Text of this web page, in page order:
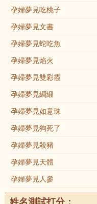
孕婦夢見吃桃子
孕婦夢見文書
孕婦夢見蛇吃魚
孕婦夢見焰火
孕婦夢見雙彩霞
孕婦夢見綢緞
孕婦夢見如意珠
孕婦夢見狗死了
孕婦夢見殺豬
孕婦夢見天體
孕婦夢見人參
姓名測試打分：